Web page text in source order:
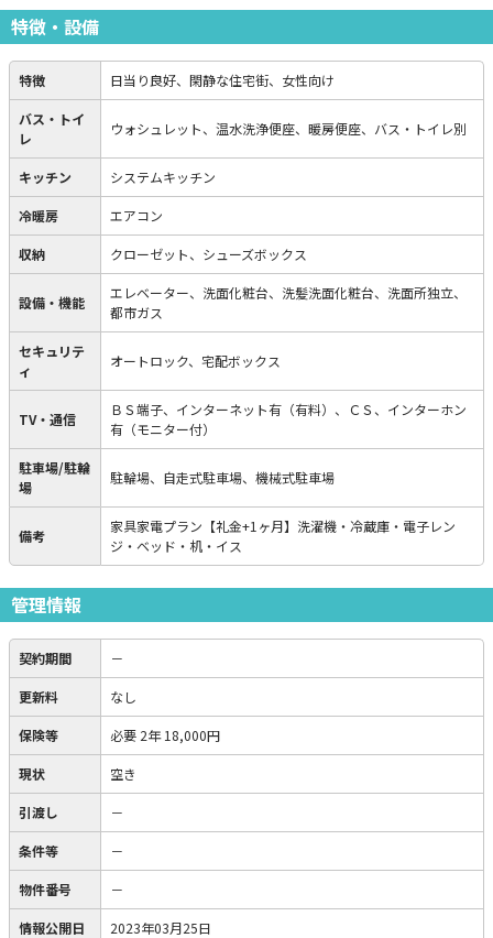
特徴・設備
特徴 日当り良好、閑静な住宅街、女性向け
バス・トイ
レ
ウォシュレット、温水洗浄便座、暖房便座、バス・トイレ別
キッチン システムキッチン
冷暖房 エアコン
収納 クローゼット、シューズボックス
設備・機能
エレベーター、洗面化粧台、洗髪洗面化粧台、洗面所独立、
都市ガス
セキュリテ
ィ
オートロック、宅配ボックス
TV・通信
ＢＳ端子、インターネット有（有料）、ＣＳ、インターホン
有（モニター付）
駐車場/駐輪
場
駐輪場、自走式駐車場、機械式駐車場
備考
家具家電プラン【礼金+1ヶ月】洗濯機・冷蔵庫・電子レン
ジ・ベッド・机・イス
管理情報
契約期間 －
更新料 なし
保険等 必要 2年 18,000円
現状 空き
引渡し －
条件等 －
物件番号 －
情報公開日 2023年03月25日